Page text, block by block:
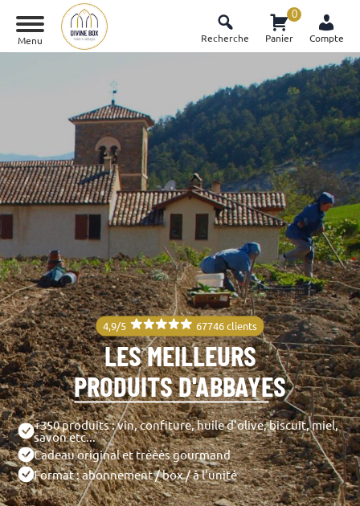
Menu Recherche Panier
0
Compte
4,9/5 67746 clients
LES MEILLEURS
PRODUITS D'ABBAYES
+350 produits : vin, confiture, huile d'olive, biscuit, miel,
savon etc...
Cadeau original et trèèès gourmand
Format : abonnement / box / à l'unité